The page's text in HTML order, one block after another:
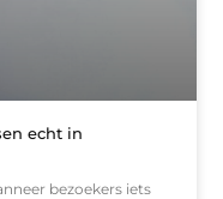
echt in
bezoekers iets